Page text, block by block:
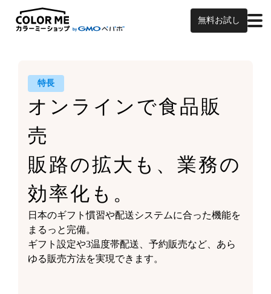
無料お試し
特長
オンラインで食品販
売
販路の拡大も、業務の
効率化も。
日本のギフト慣習や配送システムに合った機能を
まるっと完備。
ギフト設定や3温度帯配送、予約販売など、 あら
ゆる販売方法を実現できます。